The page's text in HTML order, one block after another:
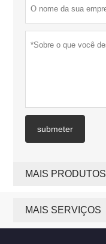
submeter
MAIS PRODUTOS
MAIS SERVIÇOS